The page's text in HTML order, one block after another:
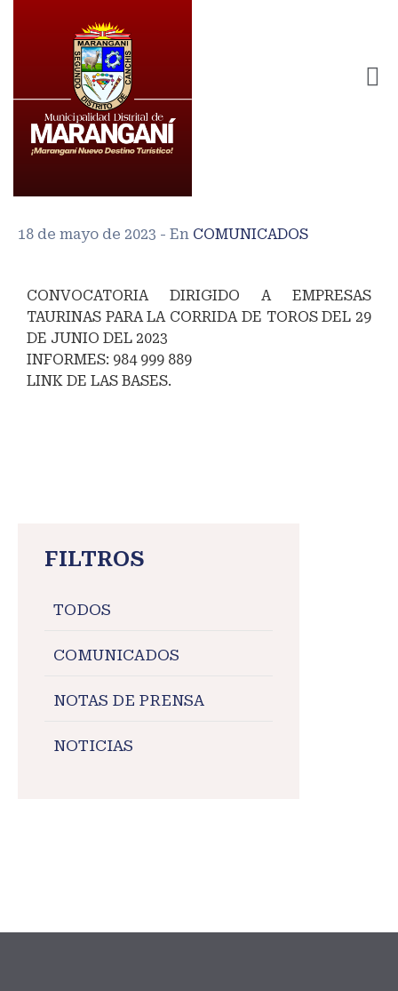
FILTROS
TODOS
COMUNICADOS
NOTAS DE PRENSA
NOTICIAS
18 de mayo de 2023 - En COMUNICADOS
CONVOCATORIA DIRIGIDO A EMPRESAS
TAURINAS PARA LA CORRIDA DE TOROS DEL 29
DE JUNIO DEL 2023
INFORMES: 984 999 889
LINK DE LAS BASES.